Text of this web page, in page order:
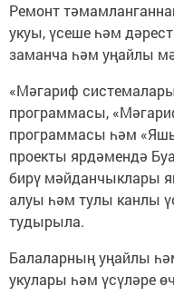
Ремонт
укуы, үсеше һәм
заманча һәм уңайлы
«Мәгариф
программасы,
программасы һәм
проекты ярдәмендә
бирү мәйданчыклары
алуы һәм тулы канлы
тудырыла.
Балаларның уңайлы
укулары һәм үсүләре